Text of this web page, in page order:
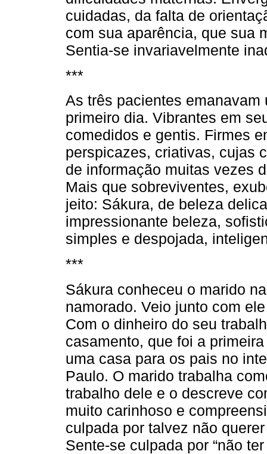
cuidadas, da falta de
com sua aparência, que sua
Sentia-se invariavelmente
***
As três pacientes
primeiro dia. Vibrantes em
comedidos e gentis. Firmes
perspicazes, criativas, cujas
de informação muitas vezes
Mais que sobreviventes,
jeito: Sákura, de beleza
impressionante beleza,
simples e despojada,
***
Sákura conheceu o marido
namorado. Veio junto com
Com o dinheiro do seu
casamento, que foi a
uma casa para os pais no
Paulo. O marido trabalha
trabalho dele e o descreve
muito carinhoso e
culpada por talvez não
Sente-se culpada por “não